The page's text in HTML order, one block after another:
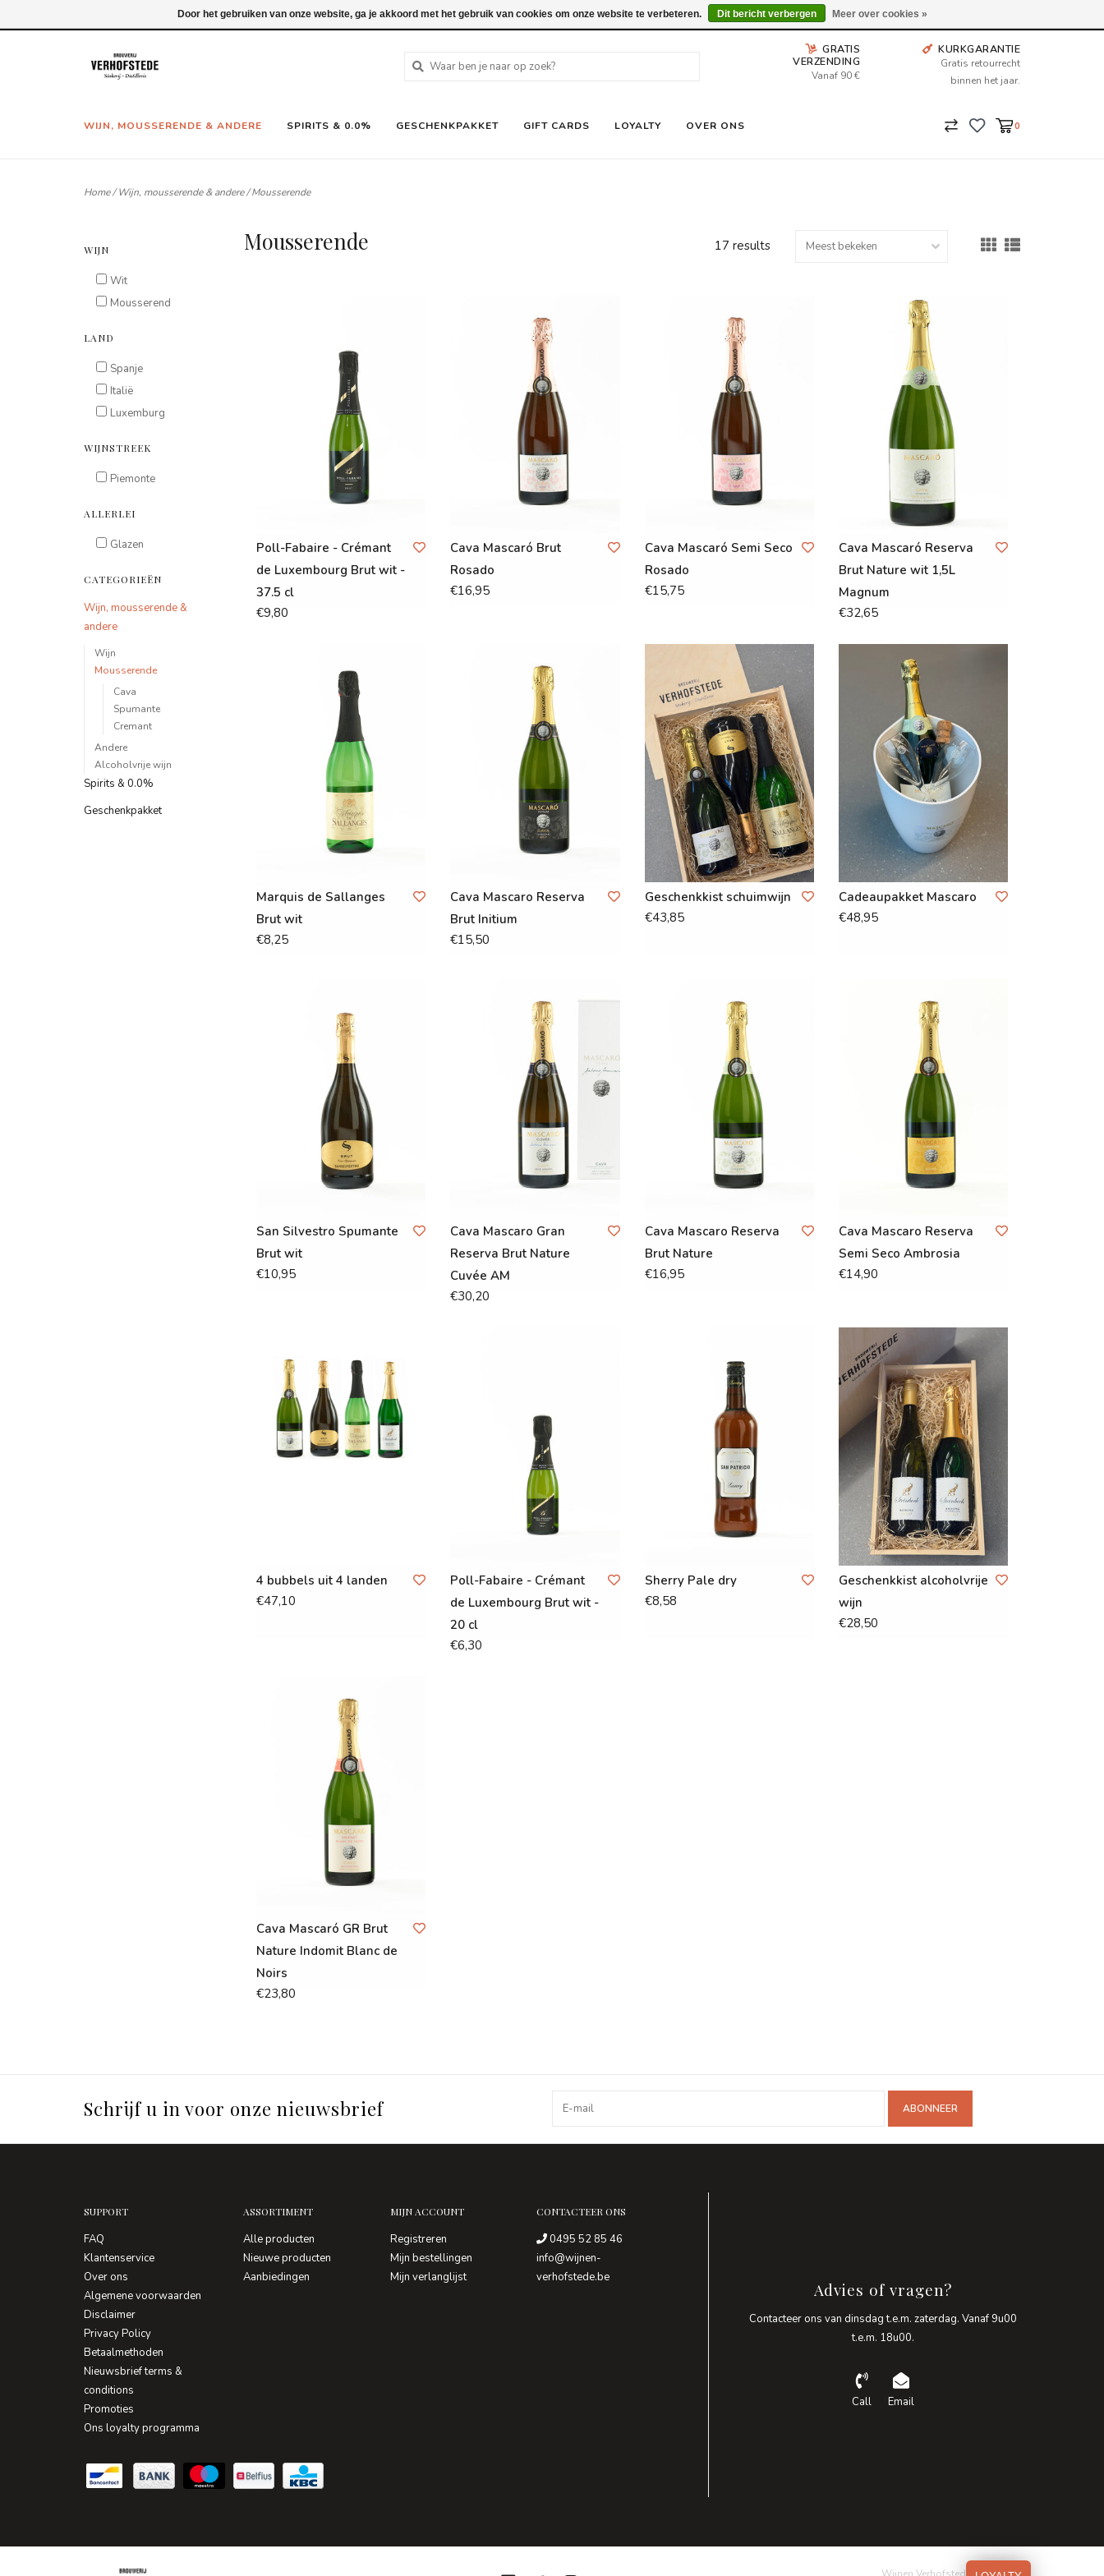
Wij leveren tot aan uw deur. Afhalen is mogelijk.
GRATIS
VERZENDING
Vanaf 90 €
KURKGARANTIE
Gratis retourrecht
binnen het jaar.
WIJN, MOUSSERENDE & ANDERE SPIRITS & 0.0% GESCHENKPAKKET GIFT CARDS LOYALTY OVER ONS 0
Home/Wijn, mousserende & andere/Mousserende
WIJN
Wit
Mousserend
LAND
Spanje
Italië
Luxemburg
WIJNSTREEK
Piemonte
ALLERLEI
Glazen
CATEGORIEËN
Wijn, mousserende &
andere
Wijn
Mousserende
Cava
Spumante
Cremant
Andere
Alcoholvrije wijn
Spirits & 0.0%
Geschenkpakket
Mousserende 17 results
Poll-Fabaire - Crémant
de Luxembourg Brut wit -
37.5 cl
€9,80
Cava Mascaró Brut
Rosado
€16,95
Cava Mascaró Semi Seco
Rosado
€15,75
Cava Mascaró Reserva
Brut Nature wit 1,5L
Magnum
€32,65
Marquis de Sallanges
Brut wit
€8,25
Cava Mascaro Reserva
Brut Initium
€15,50
Geschenkkist schuimwijn
€43,85
Cadeaupakket Mascaro
€48,95
San Silvestro Spumante
Brut wit
€10,95
Cava Mascaro Gran
Reserva Brut Nature
Cuvée AM
€30,20
Cava Mascaro Reserva
Brut Nature
€16,95
Cava Mascaro Reserva
Semi Seco Ambrosia
€14,90
4 bubbels uit 4 landen
€47,10
Poll-Fabaire - Crémant
de Luxembourg Brut wit -
20 cl
€6,30
Sherry Pale dry
€8,58
Geschenkkist alcoholvrije
wijn
€28,50
Cava Mascaró GR Brut
Nature Indomit Blanc de
Noirs
€23,80
Schrijf u in voor onze nieuwsbrief ABONNEER
SUPPORT
FAQ
Klantenservice
Over ons
Algemene voorwaarden
Disclaimer
Privacy Policy
Betaalmethoden
Nieuwsbrief terms &
conditions
Promoties
Ons loyalty programma
ASSORTIMENT
Alle producten
Nieuwe producten
Aanbiedingen
MIJN ACCOUNT
Registreren
Mijn bestellingen
Mijn verlanglijst
CONTACTEER ONS
0495 52 85 46
info@wijnen-
verhofstede.be
Advies of vragen?
Contacteer ons van dinsdag t.e.m. zaterdag. Vanaf 9u00
t.e.m. 18u00.
Call Email
Door het gebruiken van onze website, ga je akkoord met het gebruik van cookies om onze website te verbeteren. Dit bericht verbergen Meer over cookies »